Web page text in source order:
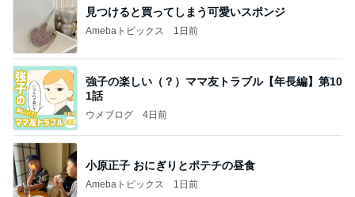
見つけると買ってしまう可愛いスポンジ
Amebaトピックス 1日前
強子の楽しい（？）ママ友トラブル【年長編】第10
1話
ウメブログ 4日前
小原正子 おにぎりとポテチの昼食
Amebaトピックス 1日前